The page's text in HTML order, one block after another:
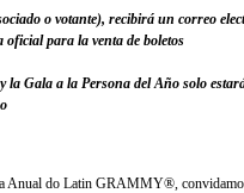
o votante), recibirá un correo
oficial para la venta de boletos
la Gala a la Persona del Año solo
Anual do Latin GRAMMY®,